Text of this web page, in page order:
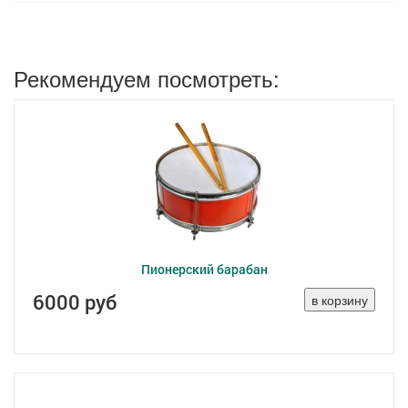
Рекомендуем посмотреть:
Пионерский барабан
6000 руб